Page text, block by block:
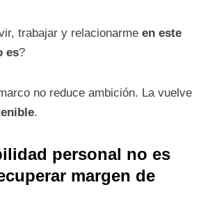
trabajar y relacionarmeen este
es?
no reduce ambición. La vuelve
.
personal no es
margen de